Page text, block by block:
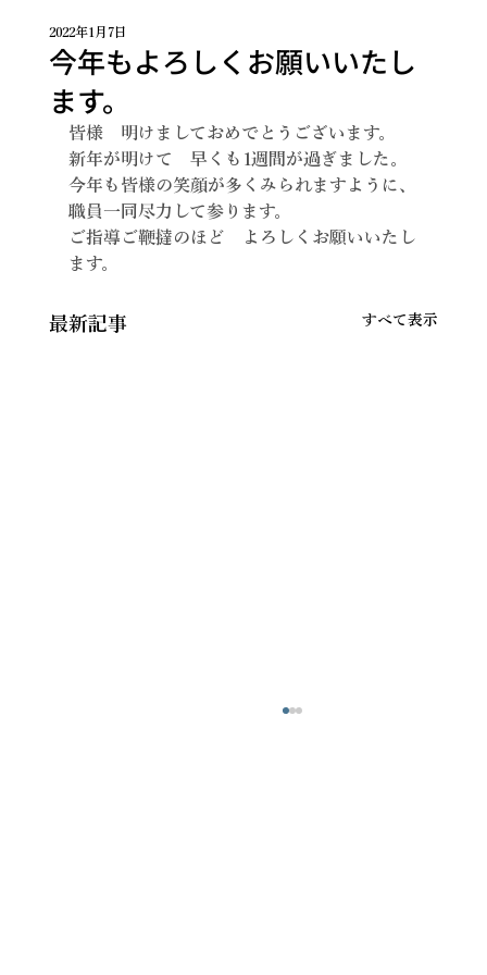
今年もよろしくお願いいたし
ます。
2022年1月7日
皆様　明けましておめでとうございます。
新年が明けて　早くも1週間が過ぎました。
今年も皆様の笑顔が多くみられますように、
職員一同尽力して参ります。
ご指導ご鞭撻のほど　よろしくお願いいたし
ます。
最新記事 すべて表示